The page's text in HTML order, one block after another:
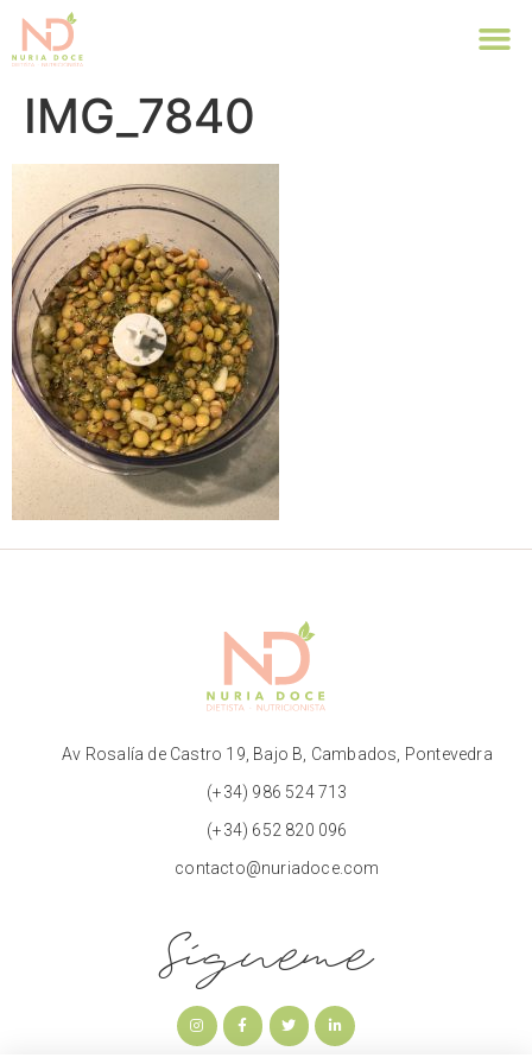
IMG_7840
Av Rosalía de Castro 19, Bajo B, Cambados, Pontevedra
(+34) 986 524 713
(+34) 652 820 096
contacto@nuriadoce.com
Sígueme